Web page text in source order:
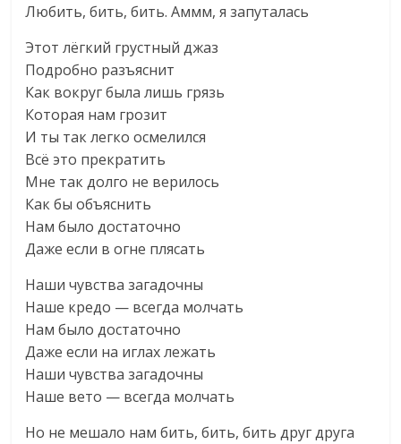
Любить, бить, бить. Аммм, я запуталась
Этот лёгкий грустный джаз
Подробно разъяснит
Как вокруг была лишь грязь
Которая нам грозит
И ты так легко осмелился
Всё это прекратить
Мне так долго не верилось
Как бы объяснить
Нам было достаточно
Даже если в огне плясать
Наши чувства загадочны
Наше кредо — всегда молчать
Нам было достаточно
Даже если на иглах лежать
Наши чувства загадочны
Наше вето — всегда молчать
Но не мешало нам бить, бить, бить друг друга